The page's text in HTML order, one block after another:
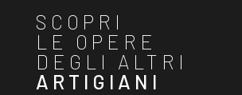
SCOPRI
LE OPERE
DEGLI ALTRI
ARTIGIANI